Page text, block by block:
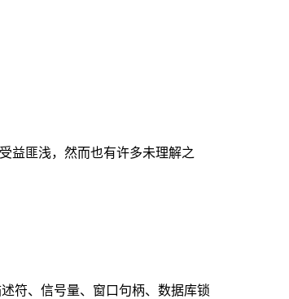
益匪浅，然而也有许多未理解之
符、信号量、窗口句柄、数据库锁